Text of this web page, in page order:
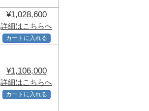
¥1,028,600
詳細はこちらへ
カートに入れる
¥1,106,000
詳細はこちらへ
カートに入れる